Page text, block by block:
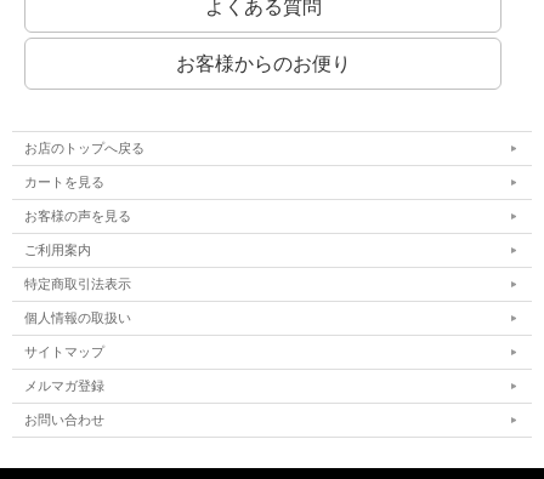
職印のレイアウトサンプルです。
資格名とお名前を別の書体にすることができます。備考欄でご相談ください。
よくある質問
お客様からのお便り
お店のトップへ戻る
カートを見る
お客様の声を見る
ご利用案内
特定商取引法表示
個人情報の取扱い
サイトマップ
メルマガ登録
お問い合わせ